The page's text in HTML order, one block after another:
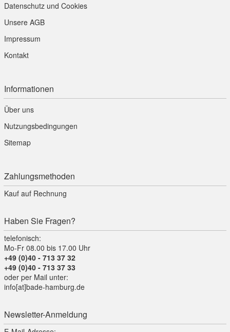
Datenschutz und Cookies
Unsere AGB
Impressum
Kontakt
Informationen
Über uns
Nutzungsbedingungen
Sitemap
Zahlungsmethoden
Kauf auf Rechnung
Haben Sie Fragen?
telefonisch:
Mo-Fr 08.00 bis 17.00 Uhr
+49 (0)40 - 713 37 32
+49 (0)40 - 713 37 33
oder per Mail unter:
info[at]bade-hamburg.de
Newsletter-Anmeldung